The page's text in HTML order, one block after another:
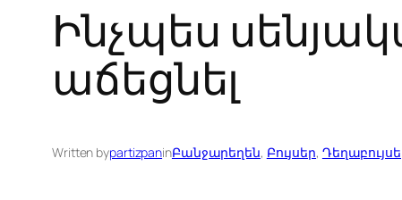
Ինչպես
աճեցնել
Written bypartizpaninԲանջարեղեն, Բույսեր,